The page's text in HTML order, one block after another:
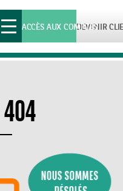
Toggle
navigationDEVENIR
ACCÈS AUX COMPTES
404